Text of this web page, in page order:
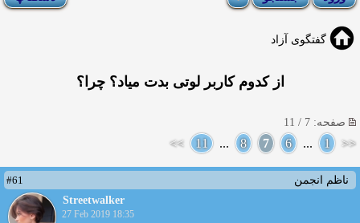
گفتگوی آزاد
از کدوم کاربر لوتی بدت میاد؟ چرا؟
صفحه: 7 / 11
<<
1
...
6
7
8
...
11
>>
ناظم انجمن
#61
Streetwalker
27 Feb 2019 18:35